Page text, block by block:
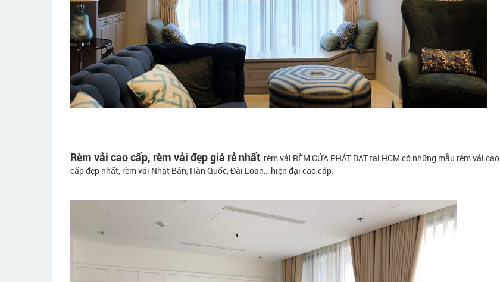
Rèm vải cao cấp, rèm vải đẹp giá rẻ nhất, rèm vải RÈM CỬA PHÁT ĐẠT tại HCM có những mẫu rèm vải cao
cấp đẹp nhất, rèm vải Nhật Bản, Hàn Quốc, Đài Loan… hiện đại cao cấp.